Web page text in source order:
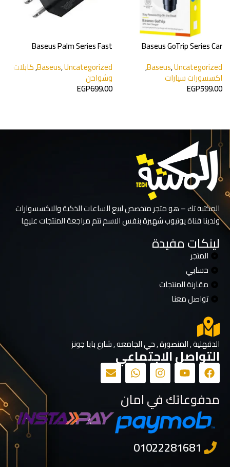
Baseus GoTrip Series Car
Baseus,Uncategorized
,
اكسسورات سيارات
EGP599.00
Baseus Palm Series Fast
Baseus,Uncategorized
,كابلات
وشواحن
EGP699.00
المكتبة تك – هو متجر متخصص لبيع الساعات الذكية والاكسسوارات
ولدينا قناة يوتيوب شهيرة بنفس الاسم تتم مراجعة المنتجات عليها
لينكات مفيدة
المتجر
حسابي
مقارنة المنتجات
تواصل معنا
الدقهلية , المنصورة , حي الجامعه , شارع بابا جونز
التواصل الاجتماعي
مدفوعاتك في امان